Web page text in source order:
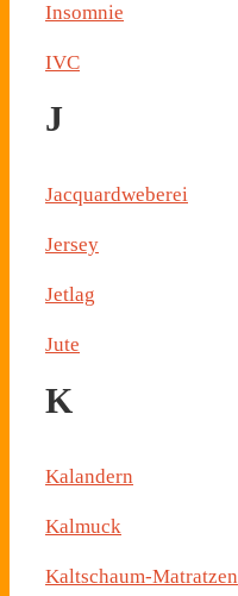
Insomnie
IVC
J
Jacquardweberei
Jersey
Jetlag
Jute
K
Kalandern
Kalmuck
Kaltschaum-Matratzen